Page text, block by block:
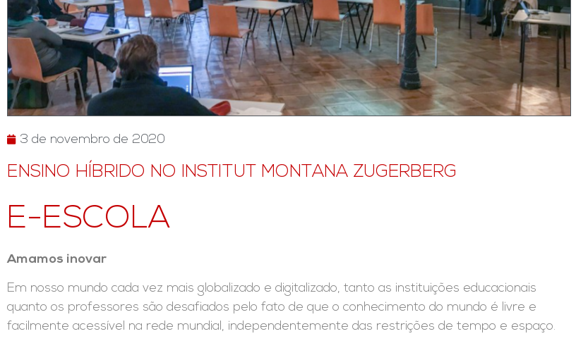
3 de novembro de 2020
ENSINO HÍBRIDO NO INSTITUT MONTANA ZUGERBERG
E-ESCOLA
Amamos inovar
Em nosso mundo cada vez mais globalizado e digitalizado, tanto as instituições educacionais
quanto os professores são desafiados pelo fato de que o conhecimento do mundo é livre e
facilmente acessível na rede mundial, independentemente das restrições de tempo e espaço.